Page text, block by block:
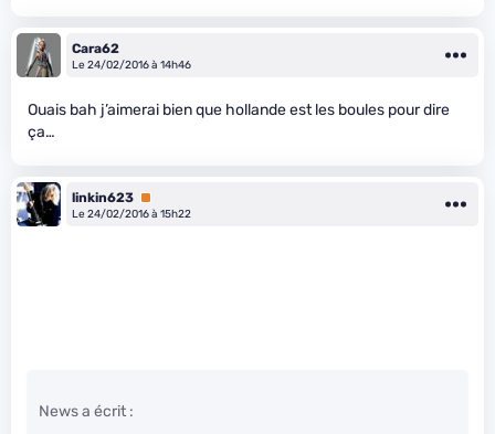
Cara62
Le 24/02/2016 à 14h46
Ouais bah j’aimerai bien que hollande est les boules pour dire
ça…
linkin623 Premium
Le 24/02/2016 à 15h22
News a écrit :